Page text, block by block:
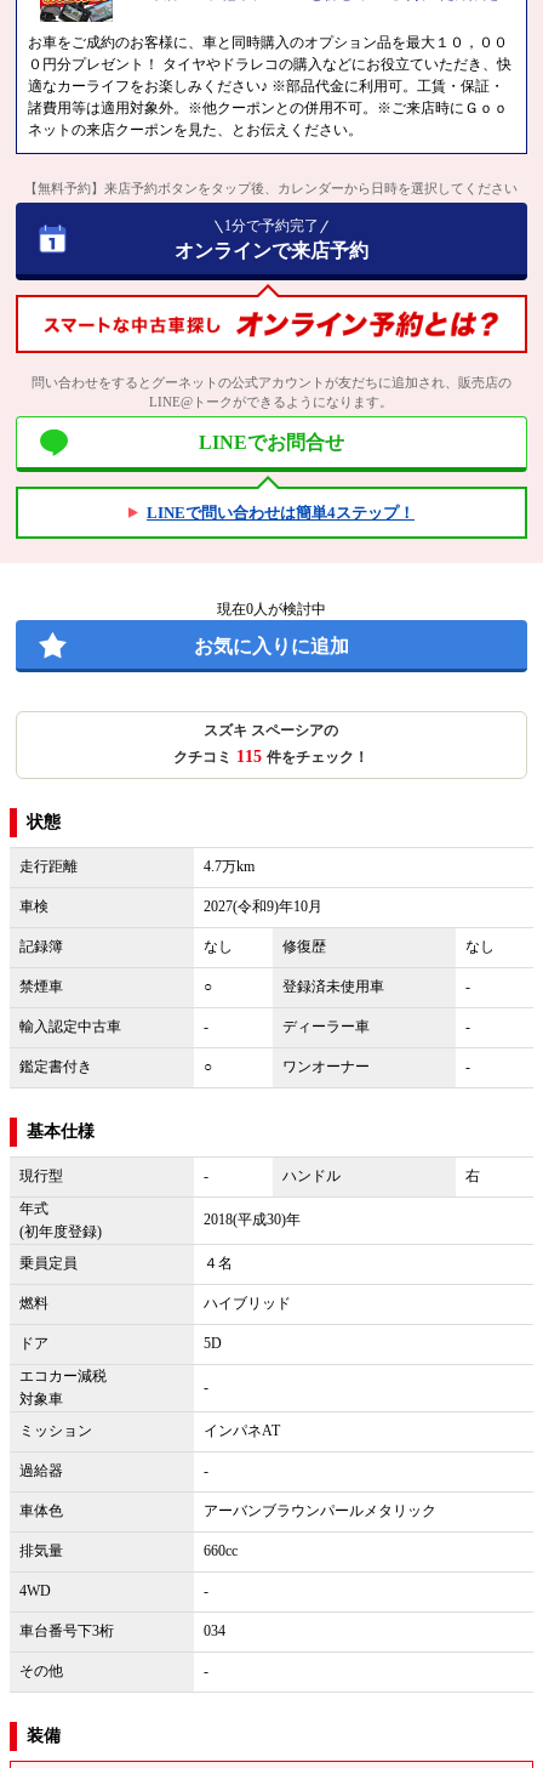
お車をご成約のお客様に、車と同時購入のオプション品を最大１０，００
０円分プレゼント！ タイヤやドラレコの購入などにお役立ていただき、快
適なカーライフをお楽しみください♪ ※部品代金に利用可。工賃・保証・
諸費用等は適用対象外。※他クーポンとの併用不可。※ご来店時にＧｏｏ
ネットの来店クーポンを見た、とお伝えください。
【無料予約】来店予約ボタンをタップ後、カレンダーから日時を選択してください
1分で予約完了
オンラインで来店予約
問い合わせをするとグーネットの公式アカウントが友だちに追加され、販売店の
LINE@トークができるようになります。
LINEでお問合せ
LINEで問い合わせは簡単4ステップ！
現在0人が検討中
お気に入りに追加
スズキ スペーシアの
クチコミ 115 件をチェック！
状態
走行距離 4.7万km
車検 2027(令和9)年10月
記録簿 なし 修復歴 なし
禁煙車 ○ 登録済未使用車 -
輸入認定中古車 - ディーラー車 -
鑑定書付き ○ ワンオーナー -
基本仕様
現行型 - ハンドル
右
年式
(初年度登録)
2018(平成30)年
乗員定員 ４名
燃料 ハイブリッド
ドア
5D
エコカー減税
対象車
-
ミッション インパネAT
過給器 -
車体色 アーバンブラウンパールメタリック
排気量 660cc
4WD -
車台番号下3桁 034
その他 -
装備